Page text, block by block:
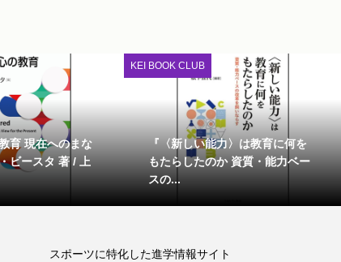
育 現在へのまな
ビースタ 著 / 上
KEI BOOK CLUB
『〈新しい能力〉は教育に何を
もたらしたのか 資質・能力ベー
スの...
スポーツに特化した進学情報サイト